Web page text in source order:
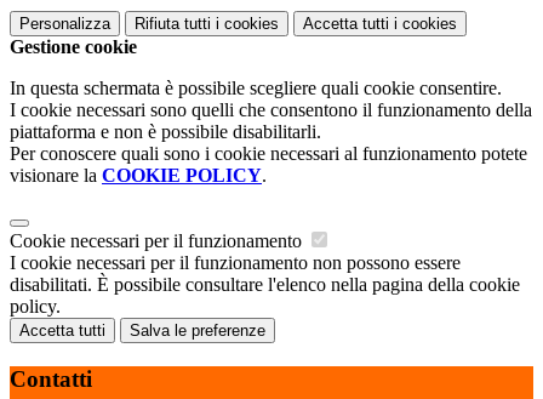
Personalizza Rifiuta tutti i cookies Accetta tutti i cookies
Gestione cookie
In questa schermata è possibile scegliere quali cookie consentire.
I cookie necessari sono quelli che consentono il funzionamento della
piattaforma e non è possibile disabilitarli.
Per conoscere quali sono i cookie necessari al funzionamento potete
visionare la COOKIE POLICY.
Cookie necessari per il funzionamento
I cookie necessari per il funzionamento non possono essere
disabilitati. È possibile consultare l'elenco nella pagina della cookie
policy.
Accetta tutti Salva le preferenze
Contatti